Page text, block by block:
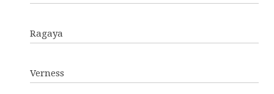
Ragaya
Verness